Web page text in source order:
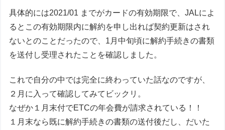
具体的には2021/01 までがカードの有効期限で、JALによ
るとこの有効期限内に解約を申し出れば契約更新はされ
ないとのことだったので、1月中旬頃に解約手続きの書類
を送付し受理されたことを確認しました。
これで自分の中では完全に終わっていた話なのですが、
２月に入って確認してみてビックリ。
なぜか１月末付でETCの年会費が請求されている！！
１月末なら既に解約手続きの書類の送付後だし、だいた